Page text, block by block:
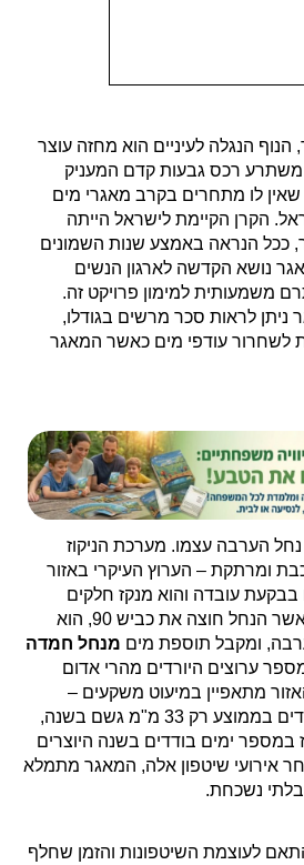
הנגלה לעיניים הוא מחזה עוצר
רכס גבעות קדם המעניק
שאין לו מתחרים בקרב מאגרי מים
הקרן הקיימת לישראל הייתה
הנראה באמצע שנות השמונים
נושא הקדשה לארגון הנשים
משמעותית למימון פרויקט זה.
ניתן לראות סכר מרשים בגודלו,
לשחרור עודפי מים כאשר המאגר
הערבה עצמו. מערכת הניקוז
ומרתקת – הערוץ העיקרי באזור
עובדה והוא מנקז חלקים
נרחבים מדרום הנגב. כאשר הנחל חוצה את כביש 90, הוא
ומקבל תוספת מים מנחל חמדה
ערוצים היורדים מהרי אדום
מתאפיין במיעוט משקעים –
במושב פארן הסמוך יורדים בממוצע רק 33 מ"מ גשם בשנה,
ימים בודדים בשנה היוצרים
אירועי שיטפון אלה, המאגר מתמלא
בלתי נשכחת.
לעוצמת השיטפונות והזמן שחלף